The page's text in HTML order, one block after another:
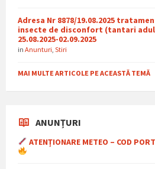
Adresa Nr 8878/19.08.2025
insecte de disconfort (tantari
25.08.2025-02.09.2025
in Anunturi Stiri
MAI MULTE ARTICOLE PE ACEASTĂ TEMĂ
ANUNȚURI
ATENȚIONARE METEO – COD